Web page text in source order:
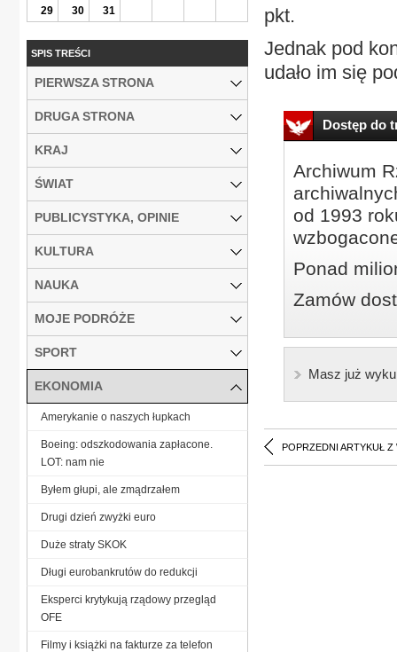
pkt.
Jednak pod
udało im się
Dostęp do
Archiwum
od 1993
Ponad
Zamów
Masz już
POPRZEDNI ARTYKUŁ Z
29
30 31
SPIS TREŚCI
PIERWSZA STRONA
DRUGA STRONA
KRAJ
ŚWIAT
PUBLICYSTYKA, OPINIE
KULTURA
NAUKA
MOJE PODRÓŻE
SPORT
EKONOMIA
Amerykanie o naszych łupkach
Boeing: odszkodowania zapłacone.
LOT: nam nie
Byłem głupi, ale zmądrzałem
Drugi dzień zwyżki euro
Duże straty SKOK
Długi eurobankrutów do redukcji
Eksperci krytykują rządowy przegląd
OFE
Filmy i książki na fakturze za telefon